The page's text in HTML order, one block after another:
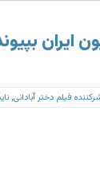
ایران
فیلم دختر آبادانی